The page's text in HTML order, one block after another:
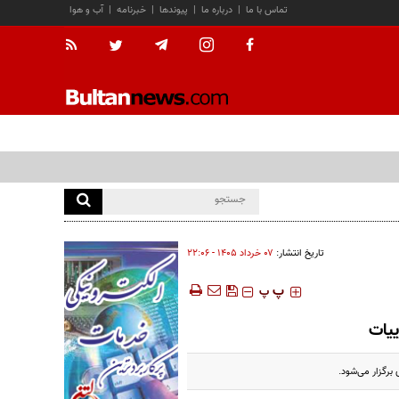
آب و هوا | خبرنامه | پیوندها | درباره ما | تماس با ما
تاریخ انتشار: ۰۷ خرداد ۱۴۰۵ - ۲۲:۰۶
‍‍‍ پ پ
می‌شود.